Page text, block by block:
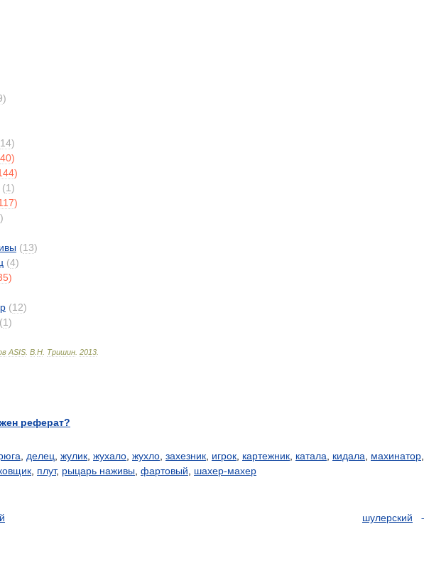
)
14)
40)
)
(1)
)
)
(13)
(4)
)
(12)
(1)
ASIS В Н Тришин 2013
реферат?
делец жулик жухало жухло захезник игрок картежник катала кидала махинатор
плут, рыцарь наживы фартовый шахер-махер
шулерский